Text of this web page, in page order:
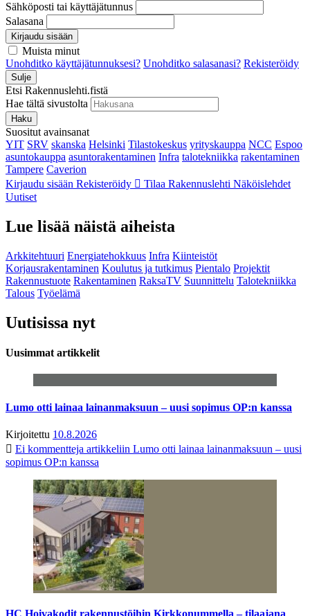
Sähköposti tai käyttäjätunnus
Salasana
Kirjaudu sisään
Muista minut
Unohditko käyttäjätunnuksesi? Unohditko salasanasi? Rekisteröidy
Sulje
Etsi Rakennuslehti.fistä
Hae tältä sivustolta
Haku
Suositut avainsanat
YIT SRV skanska Helsinki Tilastokeskus yrityskauppa NCC Espoo
asuntokauppa asuntorakentaminen Infra talotekniikka rakentaminen
Tampere Caverion
Kirjaudu sisään Rekisteröidy Tilaa Rakennuslehti Näköislehdet
Uutiset
Lue lisää näistä aiheista
Arkkitehtuuri Energiatehokkuus Infra Kiinteistöt
Korjausrakentaminen Koulutus ja tutkimus Pientalo Projektit
Rakennustuote Rakentaminen RaksaTV Suunnittelu Talotekniikka
Talous Työelämä
Uutisissa nyt
Uusimmat artikkelit
Lumo otti lainaa lainanmaksuun – uusi sopimus OP:n kanssa
Kirjoitettu 10.8.2026
Ei kommentteja artikkeliin Lumo otti lainaa lainanmaksuun – uusi
sopimus OP:n kanssa
HC Hoivakodit rakennustöihin Kirkkonummella – tilaajana